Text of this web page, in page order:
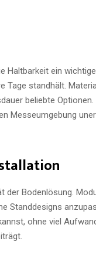
Haltbarkeit ein
Tage standhält.
beliebte
Messeumgebung
Bodenlösung.
Standdesigns
ohne viel